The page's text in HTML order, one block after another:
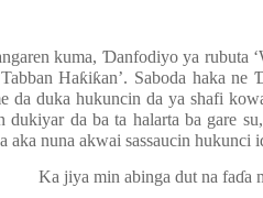
kuma, Ɗanfodiyo ya rubuta
Haƙiƙan’. Saboda haka ne
da duka hukuncin da ya shafi
dukiyar da ba ta halarta ba gare
aka nuna akwai sassaucin
Ka jiya min abinga dut na faɗa